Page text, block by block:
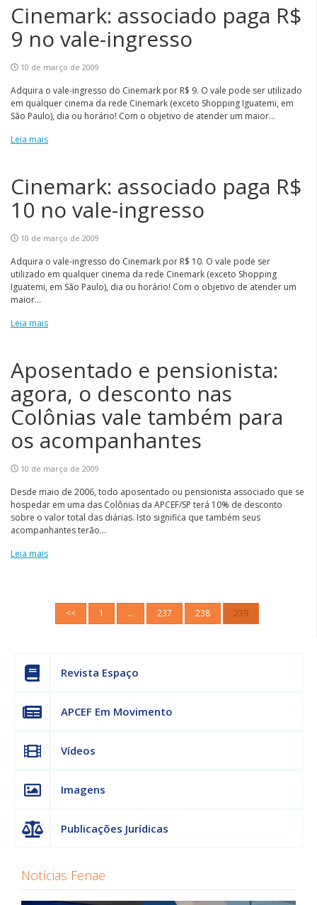
Cinemark: associado paga R$
9 no vale-ingresso
10 de março de 2009
Adquira o vale-ingresso do Cinemark por R$ 9. O vale pode ser utilizado
em qualquer cinema da rede Cinemark (exceto Shopping Iguatemi, em
São Paulo), dia ou horário! Com o objetivo de atender um maior...
Leia mais
Cinemark: associado paga R$
10 no vale-ingresso
10 de março de 2009
Adquira o vale-ingresso do Cinemark por R$ 10. O vale pode ser
utilizado em qualquer cinema da rede Cinemark (exceto Shopping
Iguatemi, em São Paulo), dia ou horário! Com o objetivo de atender um
maior...
Leia mais
Aposentado e pensionista:
agora, o desconto nas
Colônias vale também para
os acompanhantes
10 de março de 2009
Desde maio de 2006, todo aposentado ou pensionista associado que se
hospedar em uma das Colônias da APCEF/SP terá 10% de desconto
sobre o valor total das diárias. Isto significa que também seus
acompanhantes terão...
Leia mais
<< 1 … 237 238 239
Revista Espaço
APCEF Em Movimento
Vídeos
Imagens
Publicações Jurídicas
Notícias Fenae